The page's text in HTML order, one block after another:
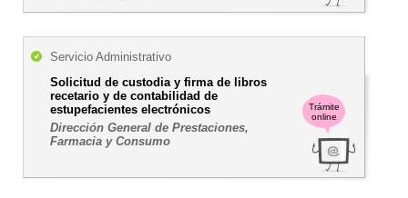
Trámite
online
Servicio Administrativo
Solicitud de custodia y firma de libros
recetario y de contabilidad de
estupefacientes electrónicos
Dirección General de Prestaciones,
Farmacia y Consumo